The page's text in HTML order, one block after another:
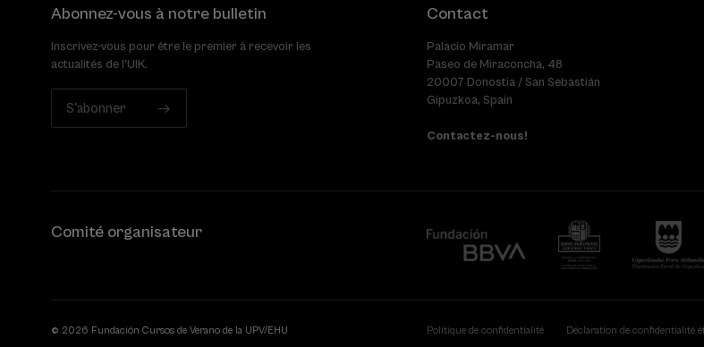
Abonnez-vous à notre bulletin
Inscrivez-vous pour être le premier à recevoir les
actualités de l'UIK.
S'abonner
Contact
Palacio Miramar
Paseo de Miraconcha, 48
20007 Donostia / San Sebastián
Gipuzkoa, Spain
Contactez-nous!
Comité organisateur
© 2026 Fundación Cursos de Verano de la UPV/EHU Politique de confidentialité Déclaration de confidentialité